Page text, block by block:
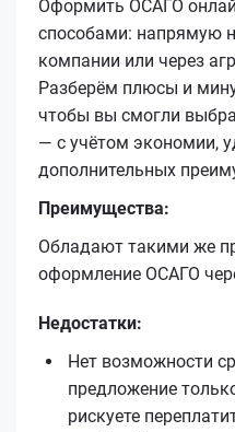
Оформить ОСАГО
способами: напрямую
компании или через
Разберём плюсы и
чтобы вы смогли
— с учётом экономии,
дополнительных
Преимущества:
Обладают такими же
оформление ОСАГО
Недостатки:
Нет возможности
предложение
рискуете